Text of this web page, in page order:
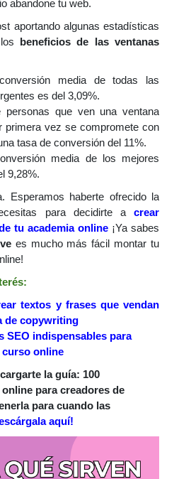
abandone tu web.
aportando algunas estadísticas
beneficios de las ventanas
media de todas las
es del 3,09%.
personas que ven una ventana
primera vez se compromete con
tasa de conversión del 11%.
media de los mejores
9,28%.
Esperamos haberte ofrecido la
para decidirte acrear
tu academia online ¡Ya sabes
es mucho más fácil montar tu
textos y frases que vendan
de copywriting
SEO indispensables para
online
la guía: 100
para creadores de
para cuando las
aquí!